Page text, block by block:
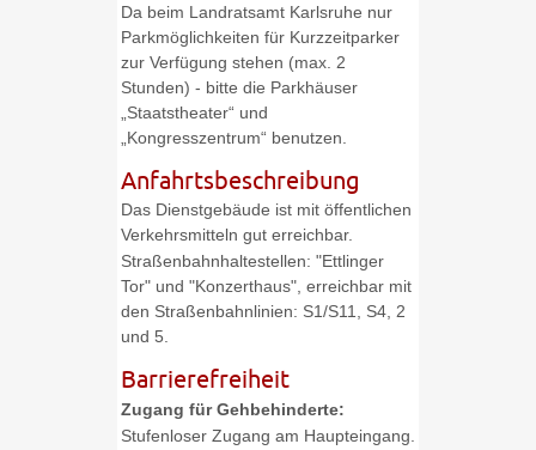
Da beim Landratsamt Karlsruhe nur
Parkmöglichkeiten für Kurzzeitparker
zur Verfügung stehen (max. 2
Stunden) - bitte die Parkhäuser
„Staatstheater“ und
„Kongresszentrum“ benutzen.
Anfahrtsbeschreibung
Das Dienstgebäude ist mit öffentlichen
Verkehrsmitteln gut erreichbar.
Straßenbahnhaltestellen: "Ettlinger
Tor" und "Konzerthaus", erreichbar mit
den Straßenbahnlinien: S1/S11, S4, 2
und 5.
Barrierefreiheit
Zugang für Gehbehinderte:
Stufenloser Zugang am Haupteingang.